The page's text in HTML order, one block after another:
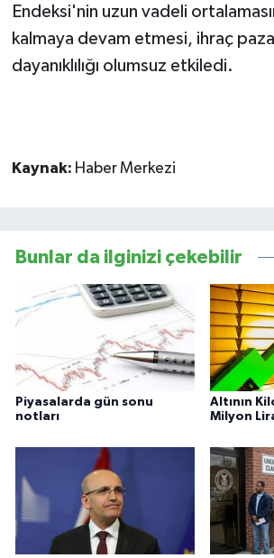
Endeksi'nin uzun vadeli
kalmaya devam etmesi, ihraç
dayanıklılığı olumsuz etkiledi.
Kaynak: Haber Merkezi
Bunlar da ilginizi çekebilir
Piyasalarda gün sonu
notları
Altının
Milyon